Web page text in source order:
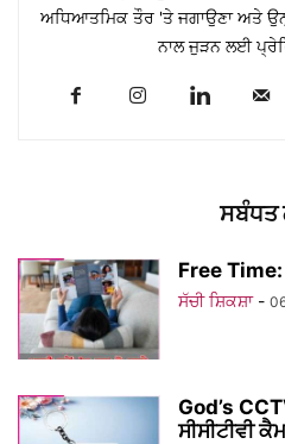
ਅਧਿਆਤਮਿਕ ਤੌਰ 'ਤੇ ਜਗਾਉਣਾ ਅਤੇ
ਨਾਲ ਜੁੜਨ ਲਈ
ਸਬੰਧਤ
Free Time:
ਸੱਚੀ ਸ਼ਿਕਸ਼ਾ -
God’s
ਸੀਸੀਟੀਵੀ